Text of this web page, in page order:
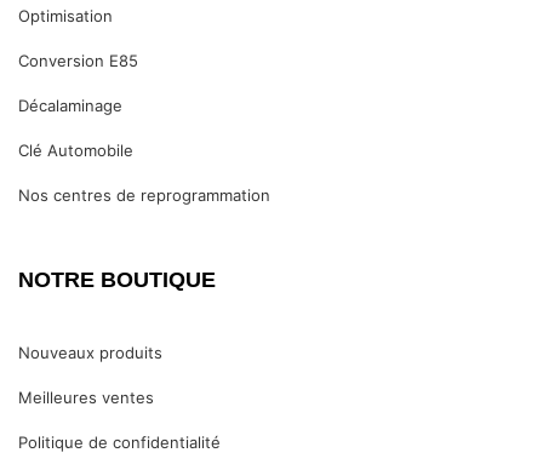
Optimisation
Conversion E85
Décalaminage
Clé Automobile
Nos centres de reprogrammation
NOTRE BOUTIQUE
Nouveaux produits
Meilleures ventes
Politique de confidentialité